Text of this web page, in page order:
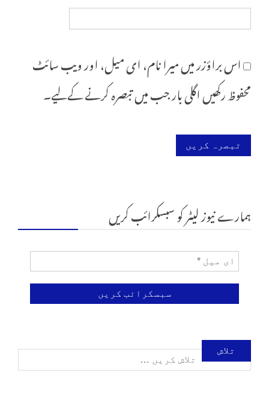
اس براؤزر میں میرا نام، ای میل، اور ویب سائٹ
محفوظ رکھیں اگلی بار جب میں تبصرہ کرنے کےلیے۔
ہمارے نیوز لیٹر کو سبسکرائب کریں
تلاش